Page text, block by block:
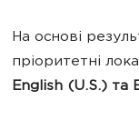
На основі
пріоритетні
English (U.S.) та